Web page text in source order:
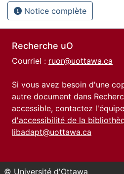
Notice complète
Recherche uO
Courriel : ruor@uottawa.ca
Si vous avez besoin d'une
autre document dans
accessible, contactez
d'accessibilité de la
libadapt@uottawa.ca
© Université d'Ottawa